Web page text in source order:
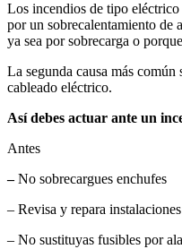
Los incendios de tipo
por un sobrecalentamiento de
ya sea por sobrecarga o
La segunda causa más común
cableado eléctrico.
Así debes actuar ante un
Antes
–No sobrecargues enchufes
– Revisa y repara
– No sustituyas fusibles por